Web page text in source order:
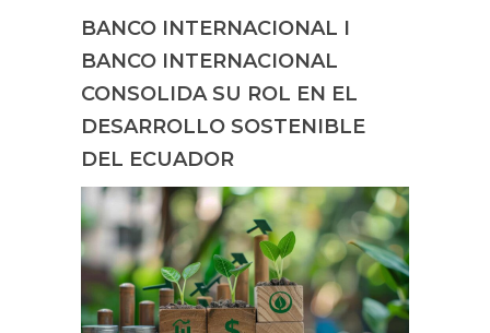
BANCO INTERNACIONAL I
BANCO INTERNACIONAL
CONSOLIDA SU ROL EN EL
DESARROLLO SOSTENIBLE
DEL ECUADOR